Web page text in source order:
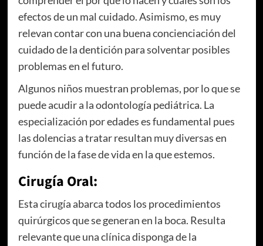
efectos de un mal cuidado. Asimismo, es muy
relevan contar con una buena concienciación del
cuidado de la dentición para solventar posibles
problemas en el futuro.
Algunos niños muestran problemas, por lo que se
puede acudir a la odontología pediátrica. La
especialización por edades es fundamental pues
las dolencias a tratar resultan muy diversas en
función de la fase de vida en la que estemos.
Cirugía Oral:
Esta cirugía abarca todos los procedimientos
quirúrgicos que se generan en la boca. Resulta
relevante que una clínica disponga de la